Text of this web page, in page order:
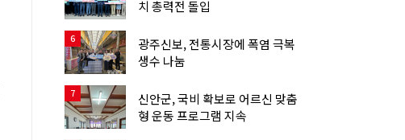
치 총력전 돌입
6
광주신보, 전통시장에 폭염 극복
생수 나눔
7
신안군, 국비 확보로 어르신 맞춤
형 운동 프로그램 지속